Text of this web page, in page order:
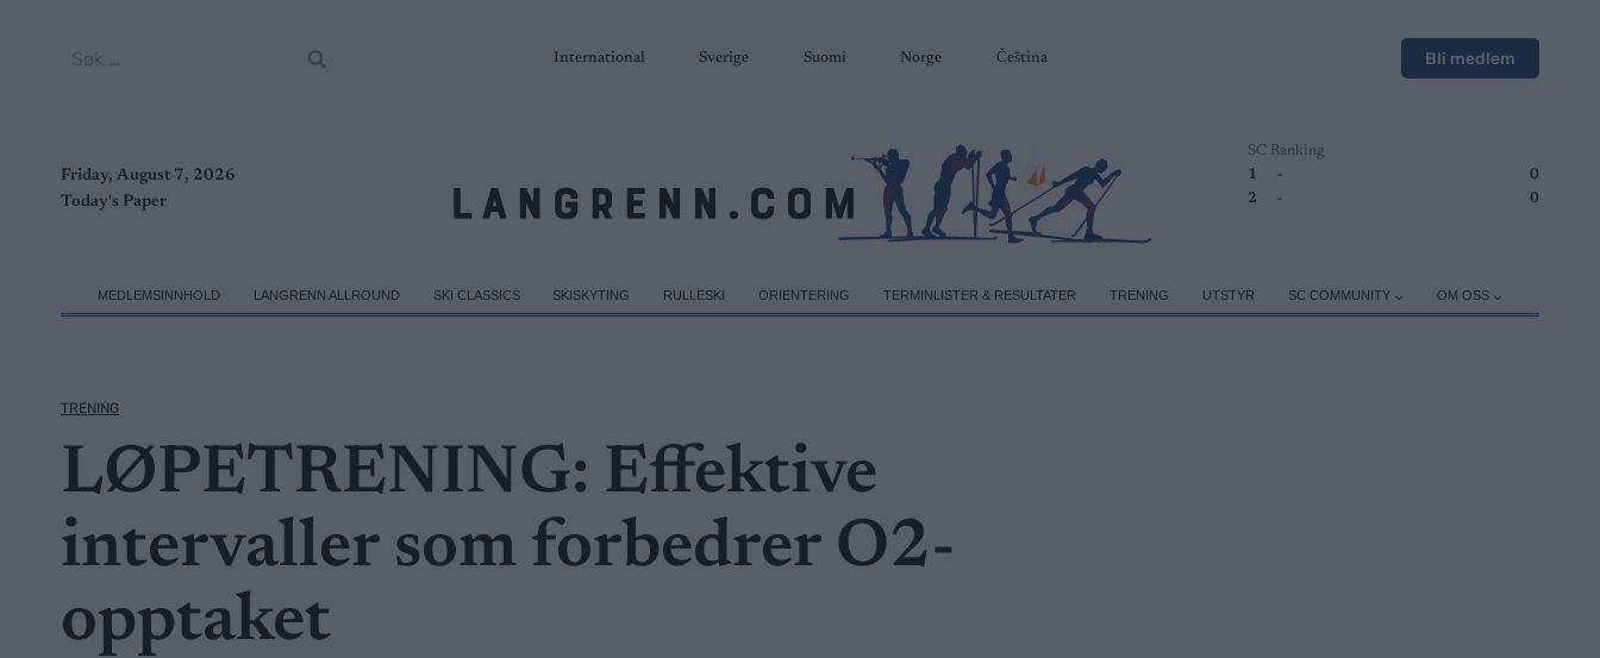
International Sverige Suomi Norge Čeština Bli medlem
Friday, August 7, 2026
Today's Paper
SC Ranking
1
-
0
2
- 0
MEDLEMSINNHOLD LANGRENN ALLROUND SKI CLASSICS SKISKYTING RULLESKI ORIENTERING TERMINLISTER & RESULTATER TRENING UTSTYR SC COMMUNITY OM OSS
TRENING
LØPETRENING: Effektive
intervaller som forbedrer O2-
opptaket